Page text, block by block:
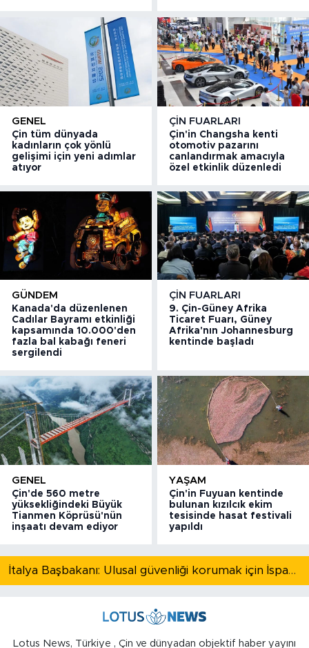
GENEL
Çin tüm dünyada
kadınların çok yönlü
gelişimi için yeni adımlar
atıyor
ÇIN FUARLARI
Çin'in Changsha kenti
otomotiv pazarını
canlandırmak amacıyla
özel etkinlik düzenledi
GÜNDEM
Kanada'da düzenlenen
Cadılar Bayramı etkinliği
kapsamında 10.000'den
fazla bal kabağı feneri
sergilendi
ÇIN FUARLARI
9. Çin-Güney Afrika
Ticaret Fuarı, Güney
Afrika'nın Johannesburg
kentinde başladı
GENEL
Çin'de 560 metre
yüksekliğindeki Büyük
Tianmen Köprüsü'nün
inşaatı devam ediyor
YAŞAM
Çin'in Fuyuan kentinde
bulunan kızılcık ekim
tesisinde hasat festivali
yapıldı
İtalya Başbakanı: Ulusal güvenliği korumak için İspanya ile Schengen kapsamındaki serbest dolaşımı askıya alıyoruz
Lotus News, Türkiye , Çin ve dünyadan objektif haber yayını